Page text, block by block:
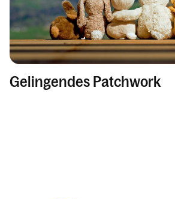
Gelingendes Patchwork